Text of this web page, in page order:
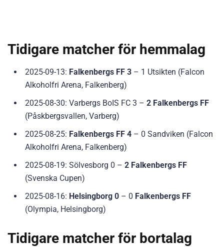
Tidigare matcher för hemmalag
2025-09-13: Falkenbergs FF 3 – 1 Utsikten (Falcon
Alkoholfri Arena, Falkenberg)
2025-08-30: Varbergs BoIS FC 3 – 2 Falkenbergs FF
(Påskbergsvallen, Varberg)
2025-08-25: Falkenbergs FF 4 – 0 Sandviken (Falcon
Alkoholfri Arena, Falkenberg)
2025-08-19: Sölvesborg 0 – 2 Falkenbergs FF
(Svenska Cupen)
2025-08-16: Helsingborg 0 – 0 Falkenbergs FF
(Olympia, Helsingborg)
Tidigare matcher för bortalag